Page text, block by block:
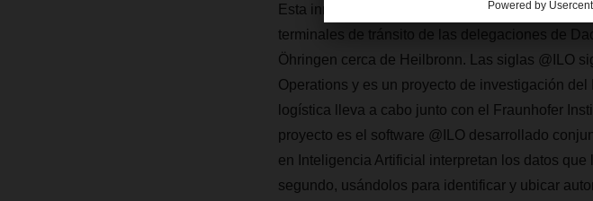
Esta innovación tecnológica ya está
terminales de tránsito de las delegaciones de
Öhringen cerca de Heilbronn. Las siglas @ILO
Operations y es un proyecto de investigación
logística lleva a cabo junto con el Fraunhofer
proyecto es el software @ILO desarrollado
en Inteligencia Artificial interpretan los datos
segundo, usándolos para identificar y ubicar